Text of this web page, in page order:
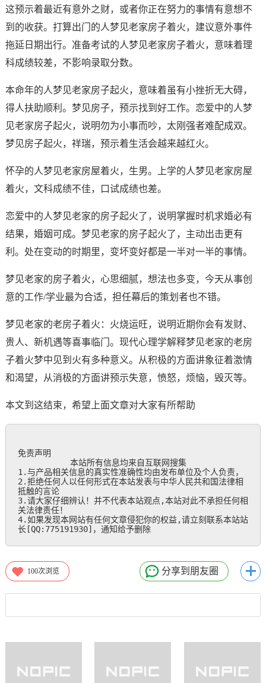
这预示着最近有意外之财，或者你正在努力的事情有意想不
到的收获。打算出门的人梦见老家房子着火，建议意外事件
拖延日期出行。准备考试的人梦见老家房子着火，意味着理
科成绩较差，不影响录取分数。
本命年的人梦见老家房子起火，意味着虽有小挫折无大碍，
得人扶助顺利。梦见房子，预示找到好工作。恋爱中的人梦
见老家房子起火，说明勿为小事而吵，太刚强者难配成双。
梦见房子起火，祥瑞，预示着生活会越来越红火。
怀孕的人梦见老家房屋着火，生男。上学的人梦见老家房屋
着火，文科成绩不佳，口试成绩也差。
恋爱中的人梦见老家的房子起火了，说明掌握时机求婚必有
结果，婚姻可成。梦见老家的房子起火了，主动出击更有
利。处在变动的时期里，变坏变好都是一半对一半的事情。
梦见老家的房子着火，心思细腻，想法也多变，今天从事创
意的工作/学业最为合适，担任幕后的策划者也不错。
梦见老家的老房子着火：火烧运旺，说明近期你会有发财、
贵人、新机遇等喜事临门。现代心理学解释梦见老家的老房
子着火梦中见到火有多种意义。从积极的方面讲象征着激情
和渴望，从消极的方面讲预示失意，愤怒，烦恼，毁灭等。
本文到这结束，希望上面文章对大家有所帮助
免责声明
本站所有信息均来自互联网搜集
1.与产品相关信息的真实性准确性均由发布单位及个人负责，
2.拒绝任何人以任何形式在本站发表与中华人民共和国法律相
抵触的言论
3.请大家仔细辨认！并不代表本站观点,本站对此不承担任何相
关法律责任！
4.如果发现本网站有任何文章侵犯你的权益,请立刻联系本站站
长[QQ:775191930]，通知给予删除
100次浏览 分享到朋友圈